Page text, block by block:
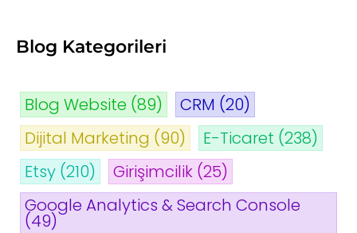
Blog Kategorileri
Blog Website (89) CRM (20)
Dijital Marketing (90) E-Ticaret (238)
Etsy (210) Girişimcilik (25)
Google Analytics & Search Console
(49)